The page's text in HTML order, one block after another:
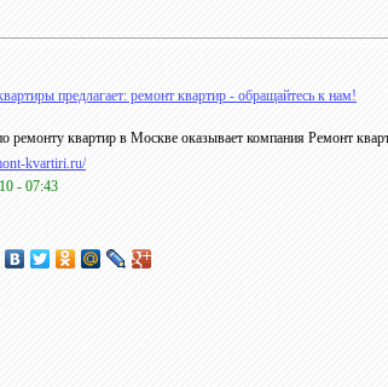
предлагает: ремонт квартир - обращайтесь к нам!
ремонту квартир в Москве оказывает компания Ремонт
kvartiri.ru/
- 07:43